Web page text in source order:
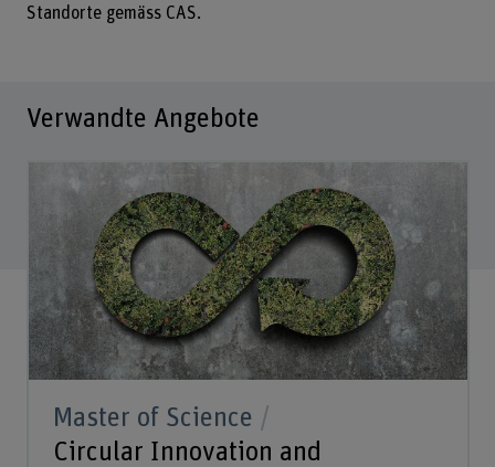
Standorte gemäss CAS.
Verwandte Angebote
Master of Science
Circular Innovation and